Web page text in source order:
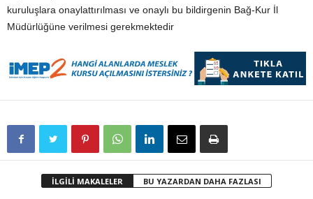
kuruluşlara onaylattırılması ve onaylı bu bildirgenin Bağ-Kur İl
Müdürlüğüne verilmesi gerekmektedir
İLGİLİ MAKALELER BU YAZARDAN DAHA FAZLASI